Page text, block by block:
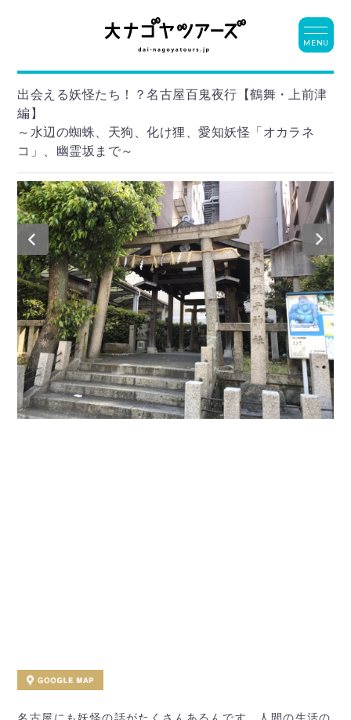
出会える妖怪たち！？名古屋百鬼夜行【鶴舞・上前津
編】
～水辺の蜘蛛、天狗、化け狸、愛知妖怪「オカラネ
コ」、幽霊坂まで～
MENU